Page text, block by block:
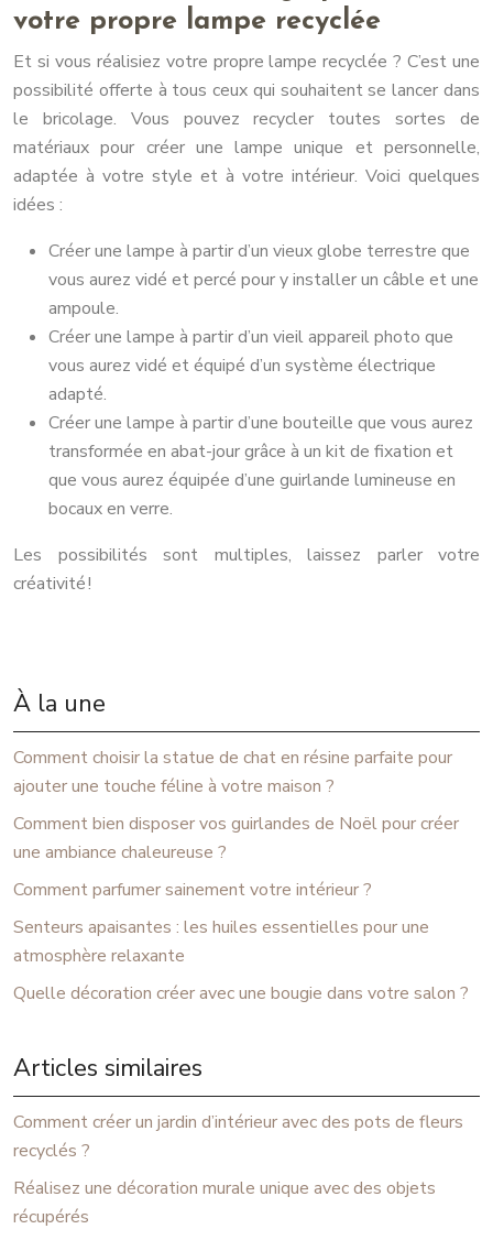
votre propre lampe recyclée
Et si vous réalisiez votre propre lampe recyclée ? C’est une
possibilité offerte à tous ceux qui souhaitent se lancer dans
le bricolage. Vous pouvez recycler toutes sortes de
matériaux pour créer une lampe unique et personnelle,
adaptée à votre style et à votre intérieur. Voici quelques
idées :
Créer une lampe à partir d’un vieux globe terrestre que
vous aurez vidé et percé pour y installer un câble et une
ampoule.
Créer une lampe à partir d’un vieil appareil photo que
vous aurez vidé et équipé d’un système électrique
adapté.
Créer une lampe à partir d’une bouteille que vous aurez
transformée en abat-jour grâce à un kit de fixation et
que vous aurez équipée d’une guirlande lumineuse en
bocaux en verre.
Les possibilités sont multiples, laissez parler votre
créativité !
À la une
Comment choisir la statue de chat en résine parfaite pour
ajouter une touche féline à votre maison ?
Comment bien disposer vos guirlandes de Noël pour créer
une ambiance chaleureuse ?
Comment parfumer sainement votre intérieur ?
Senteurs apaisantes : les huiles essentielles pour une
atmosphère relaxante
Quelle décoration créer avec une bougie dans votre salon ?
Articles similaires
Comment créer un jardin d’intérieur avec des pots de fleurs
recyclés ?
Réalisez une décoration murale unique avec des objets
récupérés